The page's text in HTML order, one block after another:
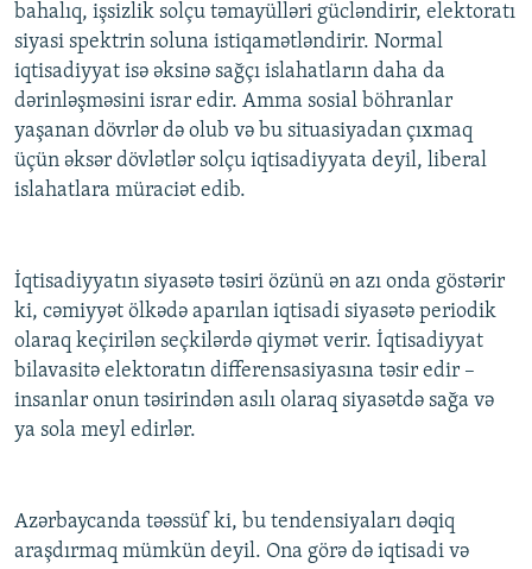
bahalıq, işsizlik solçu təmayülləri gücləndirir, elektoratı
siyasi spektrin soluna istiqamətləndirir. Normal
iqtisadiyyat isə əksinə sağçı islahatların daha da
dərinləşməsini israr edir. Amma sosial böhranlar
yaşanan dövrlər də olub və bu situasiyadan çıxmaq
üçün əksər dövlətlər solçu iqtisadiyyata deyil, liberal
islahatlara müraciət edib.
İqtisadiyyatın siyasətə təsiri özünü ən azı onda göstərir
ki, cəmiyyət ölkədə aparılan iqtisadi siyasətə periodik
olaraq keçirilən seçkilərdə qiymət verir. İqtisadiyyat
bilavasitə elektoratın differensasiyasına təsir edir –
insanlar onun təsirindən asılı olaraq siyasətdə sağa və
ya sola meyl edirlər.
Azərbaycanda təəssüf ki, bu tendensiyaları dəqiq
araşdırmaq mümkün deyil. Ona görə də iqtisadi və